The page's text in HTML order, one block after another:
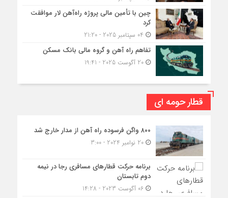
چین با تأمین مالی پروژه راه‌آهن لار موافقت
کرد
تفاهم راه آهن و گروه مالی بانک مسکن
20 آگوست 2025 - 19:41
قطار حومه ای
۸۰۰ واگن فرسوده راه آهن از مدار خارج شد
20 نوامبر 2024 - 3:00
برنامه حرکت قطارهای مسافری رجا در نیمه
دوم تابستان
06 آگوست 2023 - 14:28